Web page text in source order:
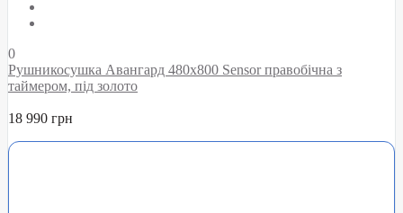
0
Рушникосушка Авангард 480х800 Sensor правобічна з
таймером, під золото
18 990 грн